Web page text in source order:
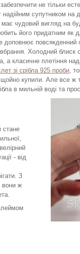
не тільки
супутником на
чудовий вигляд на
його придатним як
доповнює повсякденний
Холодний блиск
а класичне плетіння
зі срібла 925 проби ,
щойно купили. Але все ж
в мильній воді та
стане
- від
З
вони ж